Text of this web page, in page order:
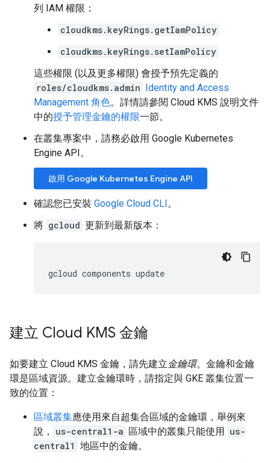
列 IAM 權限：
cloudkms.keyRings.getIamPolicy
cloudkms.keyRings.setIamPolicy
這些權限 (以及更多權限) 會授予預先定義的
roles/cloudkms.admin Identity and Access
Management 角色。詳情請參閱 Cloud KMS 說明文件
中的授予管理金鑰的權限一節。
在叢集專案中，請務必啟用 Google Kubernetes
Engine API。
啟用 Google Kubernetes Engine API
確認您已安裝 Google Cloud CLI。
將 gcloud 更新到最新版本：
gcloud components update
建立 Cloud KMS 金鑰
如要建立 Cloud KMS 金鑰，請先建立金鑰環。金鑰和金鑰
環是區域資源。建立金鑰環時，請指定與 GKE 叢集位置一
致的位置：
區域叢集應使用來自超集合區域的金鑰環，舉例來
說，
us-central1-a 區域中的叢集只能使用 us-
central1 地區中的金鑰。